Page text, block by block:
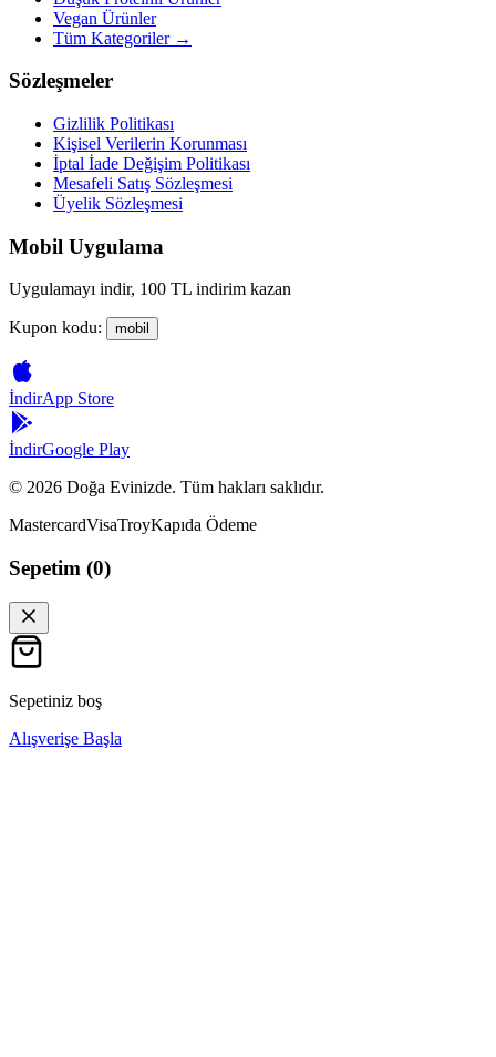
Vegan Ürünler
Tüm Kategoriler →
Sözleşmeler
Gizlilik Politikası
Kişisel Verilerin Korunması
İptal İade Değişim Politikası
Mesafeli Satış Sözleşmesi
Üyelik Sözleşmesi
Mobil Uygulama
Uygulamayı indir, 100 TL indirim kazan
Kupon kodu: mobil
İndirApp Store
İndirGoogle Play
© 2026 Doğa Evinizde. Tüm hakları saklıdır.
MastercardVisaTroyKapıda Ödeme
Sepetim (0)
Sepetiniz boş
Alışverişe Başla